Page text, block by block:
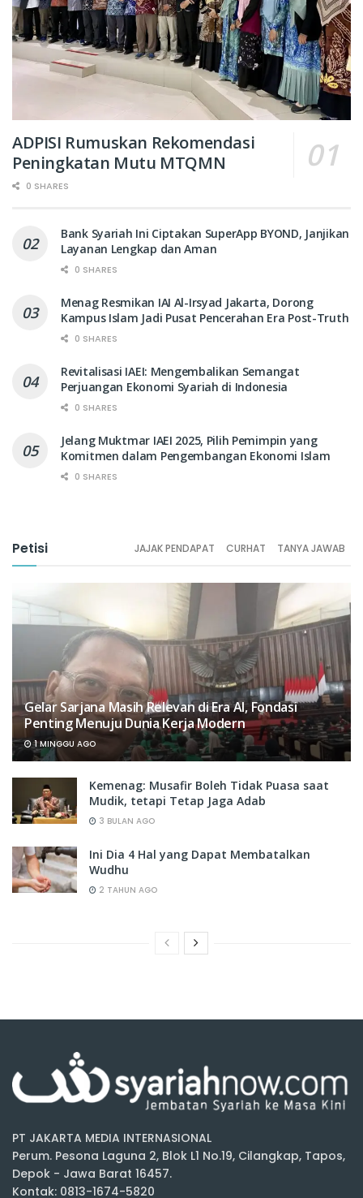
ADPISI Rumuskan Rekomendasi
Peningkatan Mutu MTQMN
0 SHARES
Bank Syariah Ini Ciptakan SuperApp BYOND, Janjikan
Layanan Lengkap dan Aman
0 SHARES
Menag Resmikan IAI Al-Irsyad Jakarta, Dorong
Kampus Islam Jadi Pusat Pencerahan Era Post-Truth
0 SHARES
Revitalisasi IAEI: Mengembalikan Semangat
Perjuangan Ekonomi Syariah di Indonesia
0 SHARES
Jelang Muktmar IAEI 2025, Pilih Pemimpin yang
Komitmen dalam Pengembangan Ekonomi Islam
0 SHARES
Petisi JAJAK PENDAPAT CURHAT TANYA JAWAB
Gelar Sarjana Masih Relevan di Era AI, Fondasi
Penting Menuju Dunia Kerja Modern
1 MINGGU AGO
Kemenag: Musafir Boleh Tidak Puasa saat
Mudik, tetapi Tetap Jaga Adab
3 BULAN AGO
Ini Dia 4 Hal yang Dapat Membatalkan
Wudhu
2 TAHUN AGO
PT JAKARTA MEDIA INTERNASIONAL
Perum. Pesona Laguna 2, Blok L1 No.19, Cilangkap, Tapos,
Depok - Jawa Barat 16457.
Kontak: 0813-1674-5820